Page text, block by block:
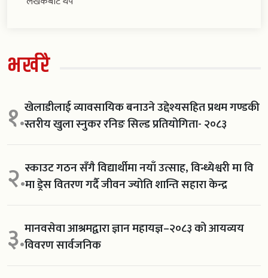
भर्खरै
१.खेलाडीलाई व्यावसायिक बनाउने उद्देश्यसहित प्रथम गण्डकी
स्तरीय खुला स्नुकर रनिङ सिल्ड प्रतियोगिता- २०८३
२.स्काउट गठन सँगै विद्यार्थीमा नयाँ उत्साह, विन्ध्येश्वरी मा वि
मा ड्रेस वितरण गर्दै जीवन ज्योति शान्ति सहारा केन्द्र
३.मानवसेवा आश्रमद्वारा ज्ञान महायज्ञ–२०८३ को आयव्यय
विवरण सार्वजनिक